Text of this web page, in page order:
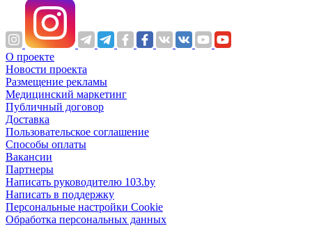
О проекте
Новости проекта
Размещение рекламы
Медицинский маркетинг
Публичный договор
Доставка
Пользовательское соглашение
Способы оплаты
Вакансии
Партнеры
Написать руководителю 103.by
Написать в поддержку
Персональные настройки Cookie
Обработка персональных данных